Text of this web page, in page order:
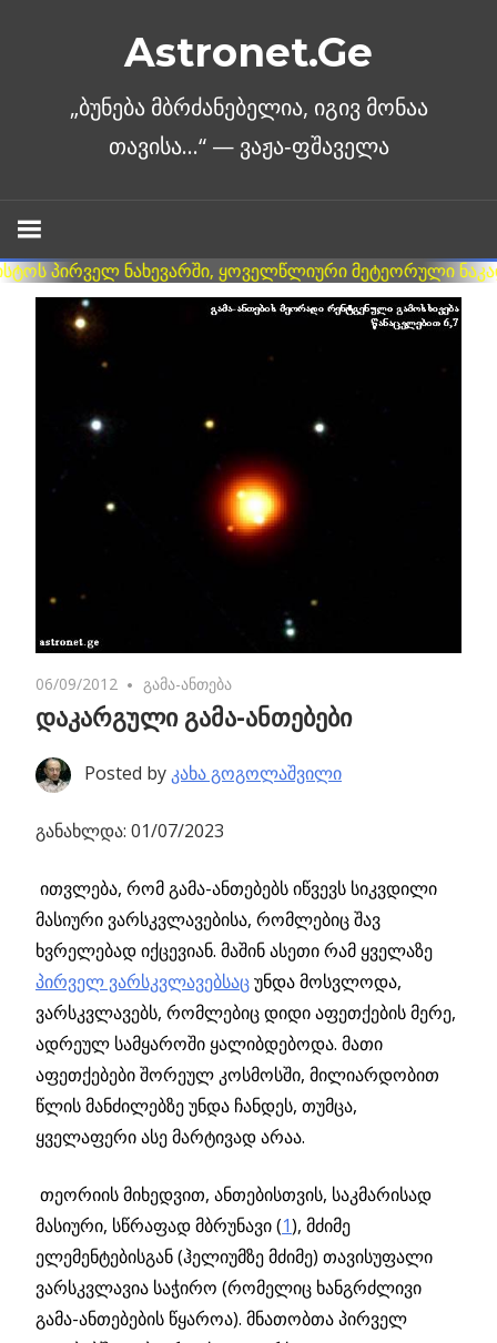
Astronet.Ge
06/09/2012 No comments
გამა-ანთება
დაკარგული გამა-ანთებები
Posted by კახა გოგოლაშვილი
განახლდა: 01/07/2023
ითვლება, რომ გამა-ანთებებს იწვევს სიკვდილი
მასიური ვარსკვლავებისა, რომლებიც შავ
ხვრელებად იქცევიან. მაშინ ასეთი რამ ყველაზე
პირველ ვარსკვლავებსაცუნდა მოსვლოდა,
ვარსკვლავებს, რომლებიც დიდი აფეთქების მერე,
ადრეულ სამყაროში ყალიბდებოდა. მათი
აფეთქებები შორეულ კოსმოსში, მილიარდობით
წლის მანძილებზე უნდა ჩანდეს, თუმცა,
ყველაფერი ასე მარტივად არაა.
თეორიის მიხედვით, ანთებისთვის, საკმარისად
მასიური, სწრაფად მბრუნავი (1), მძიმე
ელემენტებისგან (ჰელიუმზე მძიმე) თავისუფალი
ვარსკვლავია საჭირო (რომელიც ხანგრძლივი
გამა-ანთებების წყაროა). მნათობთა პირველ